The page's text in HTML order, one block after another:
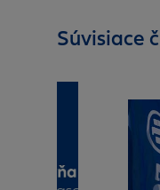
Súvisiace